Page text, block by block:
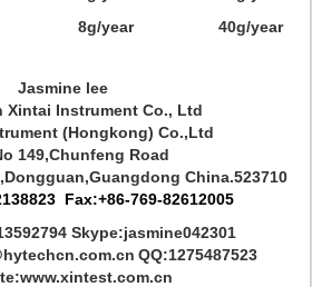
8g/year 40g/year
Jasmine lee
Xintai Instrument Co., Ltd
(Hongkong) Co.,Ltd
149,Chunfeng Road
China.523710
Fax:+86-769-82612005
Skype:jasmine042301
QQ:1275487523